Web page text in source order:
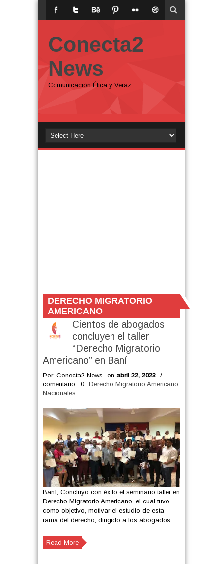
Conecta2
News
Comunicación Ética y Veraz
DERECHO MIGRATORIO
AMERICANO
Cientos de abogados
concluyen el taller
“Derecho Migratorio
Americano” en Baní
Por: Conecta2 News on abril 22, 2023
/
comentario : 0
Derecho Migratorio Americano,
Nacionales
Baní, Concluyo con éxito el seminario taller en
Derecho Migratorio Americano, el cual tuvo
como objetivo, motivar el estudio de esta
rama del derecho, dirigido a los abogados...
Read More